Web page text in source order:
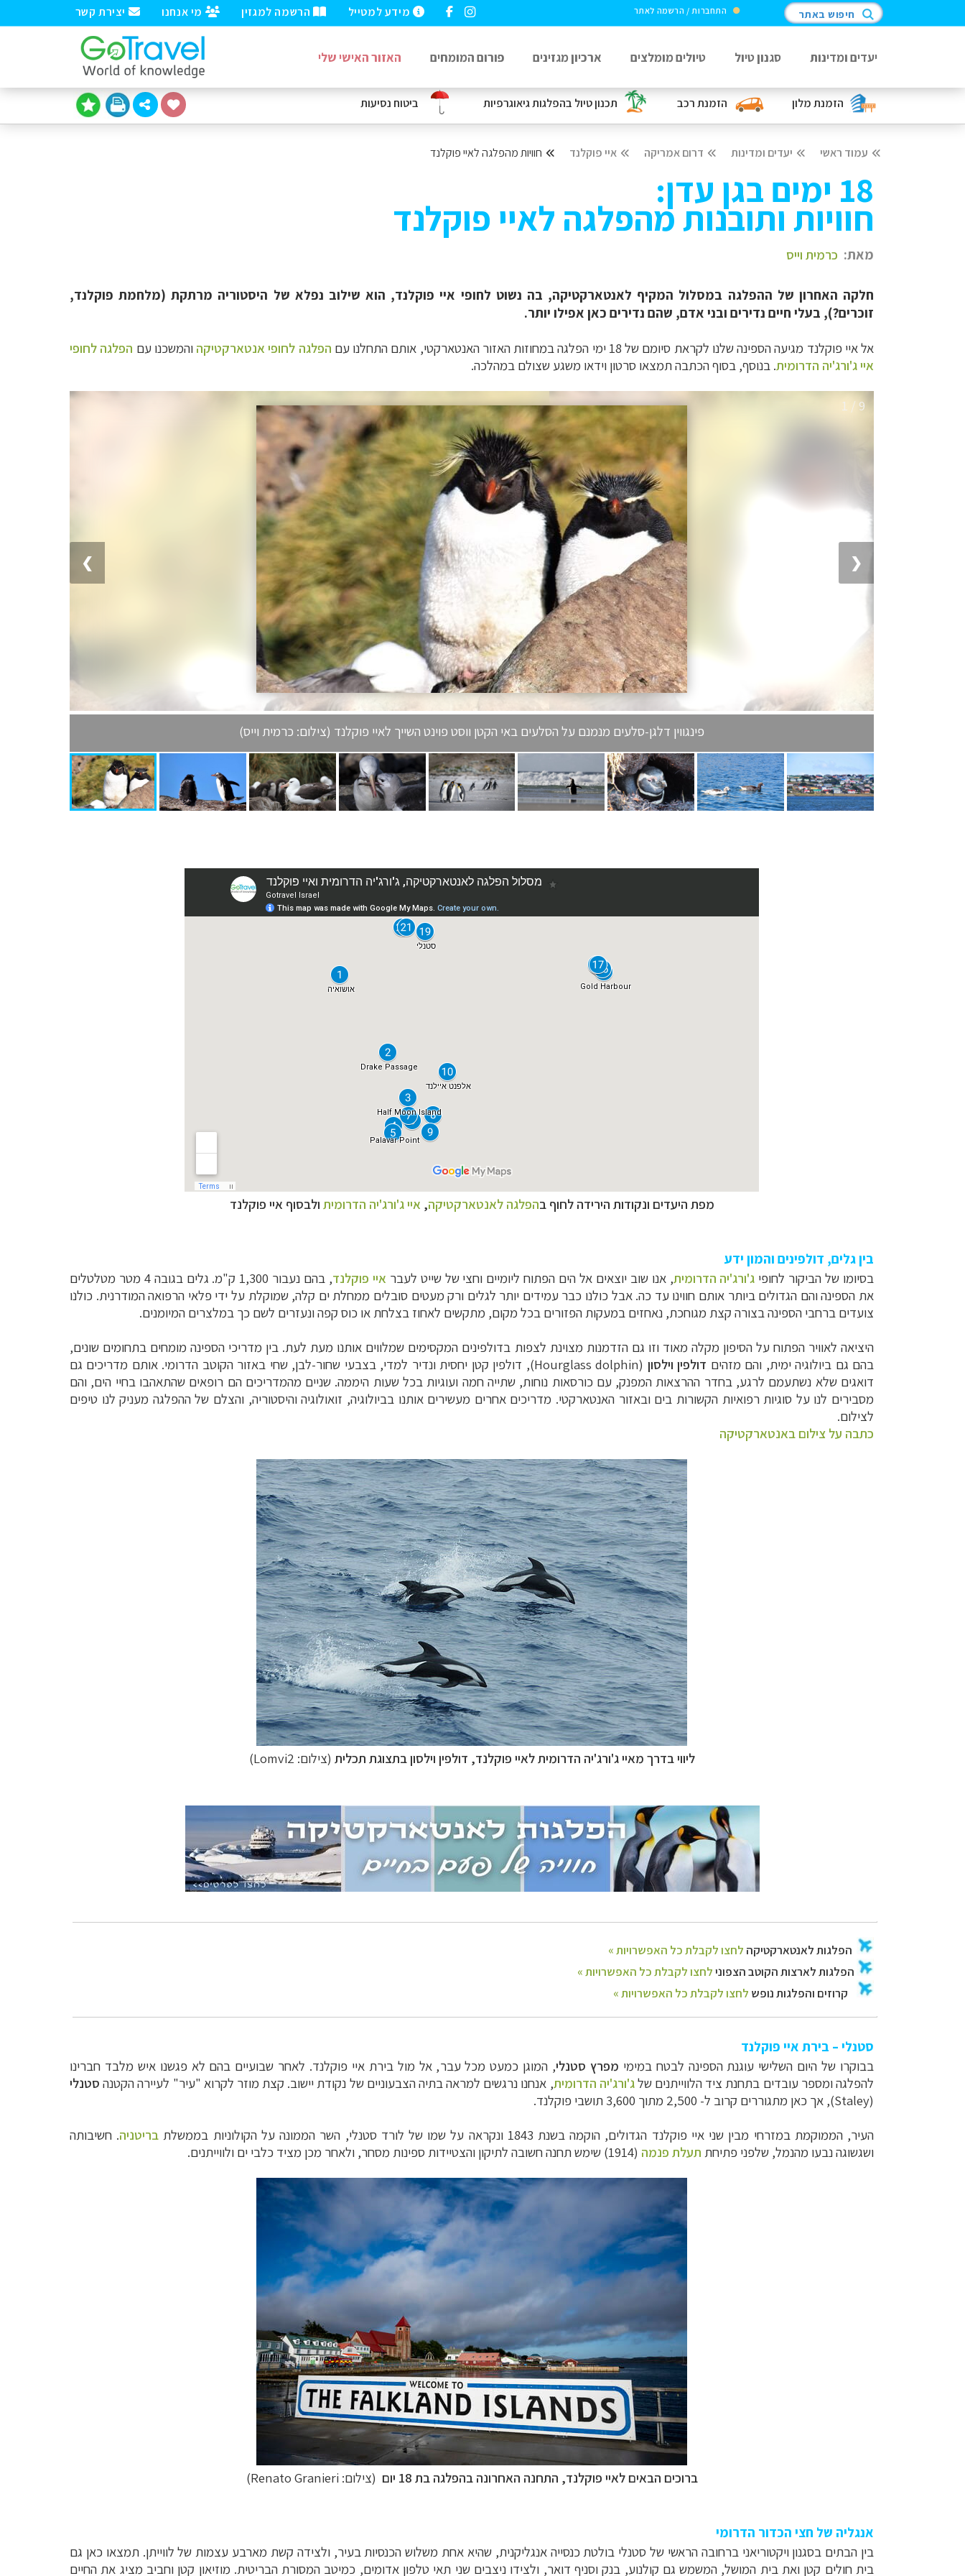
הזמנת מלון הזמנת רכב תכנון טיול בהפלגות גיאוגרפיות ביטוח נסיעות
יצירת קשר מי אנחנו הרשמה למגזין מידע למטייל התחברות / הרשמה לאתר חיפוש באתר
יעדים ומדינות סגנון טיול טיולים מומלצים ארכיון מגזינים פורום המומחים האזור האישי שלי
עמוד ראשי יעדים ומדינות דרום אמריקה איי פוקלנד חוויות מהפלגה לאיי פוקלנד
18 ימים בגן עדן:
חוויות ותובנות מהפלגה לאיי פוקלנד
מאת: כרמית וייס
חלקה האחרון של ההפלגה במסלול המקיף לאנטארקטיקה, בה נשוט לחופי איי פוקלנד, הוא שילוב נפלא של היסטוריה מרתקת (מלחמת פוקלנד,
זוכרים?), בעלי חיים נדירים ובני אדם, שהם נדירים כאן אפילו יותר.
אל איי פוקלנד מגיעה הספינה שלנו לקראת סיומם של 18 ימי הפלגה במחוזות האזור האנטארקטי, אותם התחלנו עם הפלגה לחופי אנטארקטיקה והמשכנו עם הפלגה לחופי
איי ג'ורג'יה הדרומית. בנוסף, בסוף הכתבה תמצאו סרטון וידאו משגע שצולם במהלכה.
1 / 9
❯ ❮
פינגווין דלגן-סלעים מנמנם על הסלעים באי הקטן ווסט פוינט השייך לאיי פוקלנד (צילום: כרמית וייס)
מפת היעדים ונקודות הירידה לחוף בהפלגה לאנטארקטיקה, איי ג'ורג'יה הדרומית ולבסוף איי פוקלנד
בין גלים, דולפינים והמון ידע
בסיומו של הביקור לחופי ג'ורג'יה הדרומית, אנו שוב יוצאים אל הים הפתוח ליומיים וחצי של שייט לעבר איי פוקלנד
, בהם נעבור 1,300 ק"מ. גלים בגובה 4 מטר מטלטלים
את הספינה והם הגדולים ביותר אותם חווינו עד כה. אבל כולנו כבר עמידים יותר לגלים ורק מעטים סובלים ממחלת ים קלה, שמוקלת על ידי פלאי הרפואה המודרנית. כולנו
צועדים ברחבי הספינה בצורה קצת מגוחכת, נאחזים במעקות הפזורים בכל מקום, מתקשים לאחוז בצלחת או כוס קפה ונעזרים לשם כך במלצרים המיומנים.
היציאה לאוויר הפתוח על הסיפון מקלה מאוד וזו גם הזדמנות מצוינת לצפות בדולפינים המקסימים שמלווים אותנו מעת לעת. בין מדריכי הספינה מומחים בתחומים שונים,
בהם גם ביולוגיה ימית, והם מזהים דולפין וילסון (
Hourglass dolphin), דולפין קטן יחסית ונדיר למדי, בצבעי שחור-לבן, שחי באזור הקוטב הדרומי. אותם מדריכים גם
דואגים שלא נשתעמם לרגע, בחדר ההרצאות המפנק, עם כורסאות נוחות, שתייה חמה ועוגיות בכל שעות היממה. שניים מהמדריכים הם רופאים שהתאהבו בחיי הים, והם
מסבירים לנו על סוגיות רפואיות הקשורות בים ובאזור האנטארקטי. מדריכים אחרים מעשירים אותנו בביולוגיה, זואולוגיה והיסטוריה, והצלם של ההפלגה מעניק לנו טיפים
לצילום.
כתבה על צילום באנטארקטיקה
ליווי בדרך מאיי ג'ורג'יה הדרומית לאיי פוקלנד, דולפין וילסון בתצוגת תכלית (צילום: Lomvi2)
הפלגות לאנטארקטיקהלחצו לקבלת כל האפשרויות »
הפלגות לארצות הקוטב הצפונילחצו לקבלת כל האפשרויות »
קרוזים והפלגות נופשלחצו לקבלת כל האפשרויות »
סטנלי – בירת איי פוקלנד
בבוקרו של היום השלישי עוגנת הספינה לבטח במימי מפרץ סטנלי, המוגן כמעט מכל עבר, אל מול בירת איי פוקלנד. לאחר שבועיים בהם לא פגשנו איש מלבד חברינו
להפלגה ומספר עובדים בתחנת ציד הלווייתנים שלג'ורג'יה הדרומית, אנחנו נרגשים למראה בתיה הצבעוניים של נקודת יישוב. קצת מוזר לקרוא "עיר" לעיירה הקטנה סטנלי
(
Staley), אך כאן מתגוררים קרוב ל- 2,500 מתוך 3,600 תושבי פוקלנד.
העיר, הממוקמת במזרחי מבין שני איי פוקלנד הגדולים, הוקמה בשנת 1843 ונקראה על שמו של לורד סטנלי, השר הממונה על הקולוניות בממשלת
בריטניה. חשיבותה
ושגשוגה נבעו מהנמל, שלפני פתיחת תעלת פנמה (1914) שימש תחנה חשובה לתיקון והצטיידות ספינות מסחר, ולאחר מכן מציד כלבי ים ולווייתנים.
ברוכים הבאים לאיי פוקלנד, התחנה האחרונה בהפלגה בת 18 יום (צילום: Renato Granieri)
אנגליה של חצי הכדור הדרומי
בין הבתים בסגנון ויקטוריאני ברחובה הראשי של סטנלי בולטת כנסייה אנגליקנית, שהיא אחת משלוש הכנסיות בעיר, ולצידה קשת מארבע עצמות של לווייתן. תמצאו כאן גם
בית חולים קטן ואת בית המושל, המשמש גם קולנוע, בנק וסניף דואר, ולצידו ניצבים שני תאי טלפון אדומים, כמיטב המסורת הבריטית. מוזיאון קטן וחביב מציג את החיים